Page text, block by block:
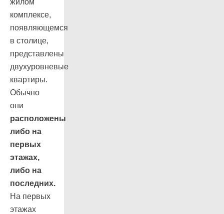
жилом
комплексе,
появляющемся
в столице,
представлены
двухуровневые
квартиры.
Обычно
они
расположены
либо на
первых
этажах,
либо на
последних.
На первых
этажах